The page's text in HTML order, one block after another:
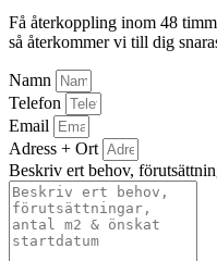
Få återkoppling inom 48
så återkommer vi till dig
Namn
Telefon
Email
Adress + Ort
Beskriv ert behov,